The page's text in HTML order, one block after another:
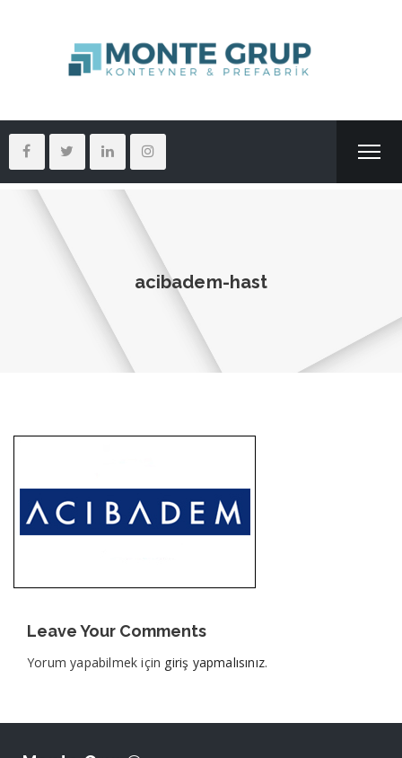
acibadem-hast
Leave Your Comments
Yorum yapabilmek için giriş yapmalısınız.